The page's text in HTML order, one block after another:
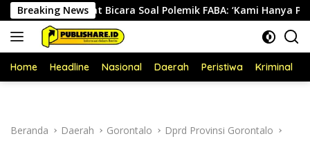
Langsung
ke
konten
Breaking News
Angkat Bicara Soal Polemik FABA: ‘Kami Hanya Penuhi
Home Headline Nasional Daerah Peristiwa Kriminal
Beranda Daerah Gorontalo Dprd Provinsi Gorontalo